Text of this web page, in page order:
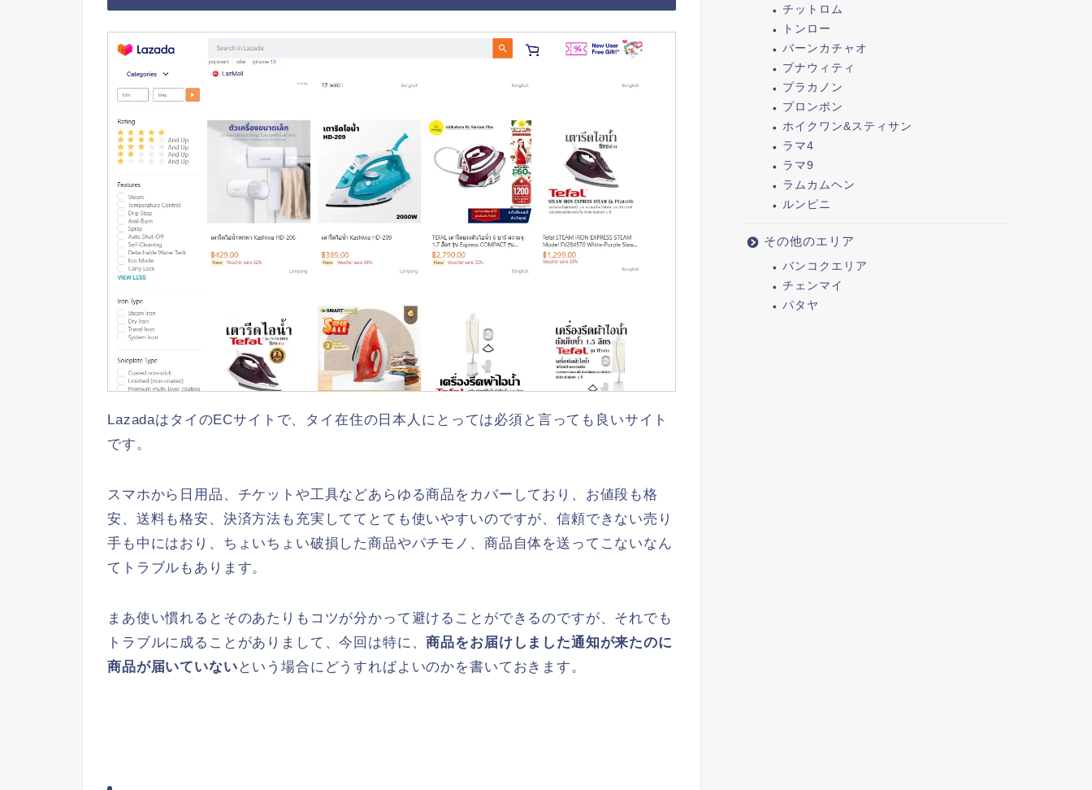
LazadaはタイのECサイトで、タイ在住の日本人にとっては必須と言っても良いサイト
です。
スマホから日用品、チケットや工具などあらゆる商品をカバーしており、お値段も格
安、送料も格安、決済方法も充実しててとても使いやすいのですが、信頼できない売り
手も中にはおり、ちょいちょい破損した商品やパチモノ、商品自体を送ってこないなん
てトラブルもあります。
まあ使い慣れるとそのあたりもコツが分かって避けることができるのですが、それでも
トラブルに成ることがありまして、今回は特に、商品をお届けしました通知が来たのに
商品が届いていない という場合にどうすればよいのかを書いておきます。
チットロム
トンロー
バーンカチャオ
プナウィティ
プラカノン
プロンポン
ホイクワン&スティサン
ラマ4
ラマ9
ラムカムヘン
ルンピニ
その他のエリア
バンコクエリア
チェンマイ
パタヤ